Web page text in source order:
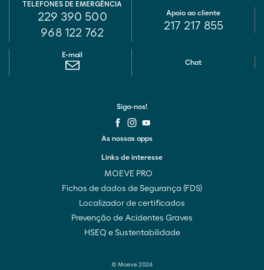
TELEFONES DE EMERGÊNCIA
229 390 500
968 122 762
E-mail
Chat
Apoio ao cliente
217 217 855
Links de interesse
MOEVE PRO
Fichas de dados de Segurança (FDS)
Localizador de certificados
Prevenção de Acidentes Graves
HSEQ e Sustentabilidade
As nossas apps
Siga-nos!
© Moeve 2026